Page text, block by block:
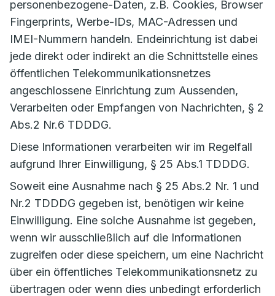
personenbezogene-Daten, z.B. Cookies, Browser
Fingerprints, Werbe-IDs, MAC-Adressen und
IMEI-Nummern handeln. Endeinrichtung ist dabei
jede direkt oder indirekt an die Schnittstelle eines
öffentlichen Telekommunikationsnetzes
angeschlossene Einrichtung zum Aussenden,
Verarbeiten oder Empfangen von Nachrichten, § 2
Abs.2 Nr.6 TDDDG.
Diese Informationen verarbeiten wir im Regelfall
aufgrund Ihrer Einwilligung, § 25 Abs.1 TDDDG.
Soweit eine Ausnahme nach § 25 Abs.2 Nr. 1 und
Nr.2 TDDDG gegeben ist, benötigen wir keine
Einwilligung. Eine solche Ausnahme ist gegeben,
wenn wir ausschließlich auf die Informationen
zugreifen oder diese speichern, um eine Nachricht
über ein öffentliches Telekommunikationsnetz zu
übertragen oder wenn dies unbedingt erforderlich